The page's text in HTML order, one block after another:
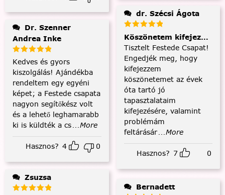
Andrea Inke
Kedves és gyors
kiszolgálás! Ajándékba
rendeltem egy egyéni
képet; a Festede csapata
nagyon segítőkész volt
és a lehető leghamarabb
ki is küldték a cs...More
Hasznos? 4 0
Zsuzsa
dr. Szécsi Ágota
Köszönetem kifejezése
Tisztelt Festede Csapat!
Engedjék meg, hogy
kifejezzem
köszönetemet az évek
óta tartó jó
tapasztalataim
kifejezésére, valamint
problémám
feltárásár...More
Hasznos? 7 0
Bernadett